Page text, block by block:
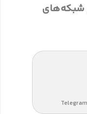
شبکه‌های
Telegram